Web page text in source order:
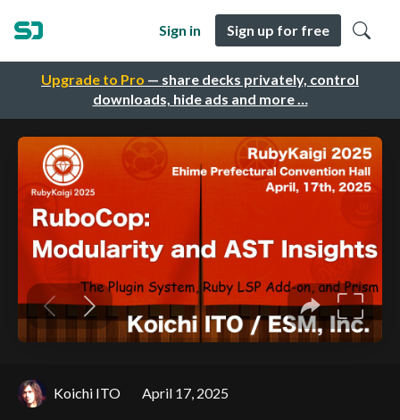
Upgrade to Pro — share decks privately, control
downloads, hide ads and more …
Sign in Sign up for free
Koichi ITO April 17, 2025